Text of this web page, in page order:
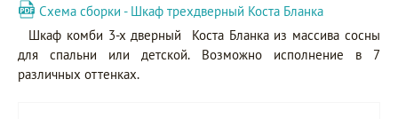
Схема сборки - Шкаф трехдверный Коста Бланка
Шкаф комби 3-х дверный Коста Бланка из массива сосны
для спальни или детской. Возможно исполнение в 7
различных оттенках.